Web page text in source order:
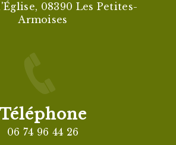
08390 Les Petites-
Armoises
Téléphone
06 74 96 44 26